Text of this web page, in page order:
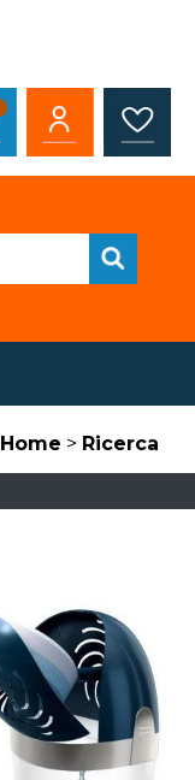
Home > Ricerca